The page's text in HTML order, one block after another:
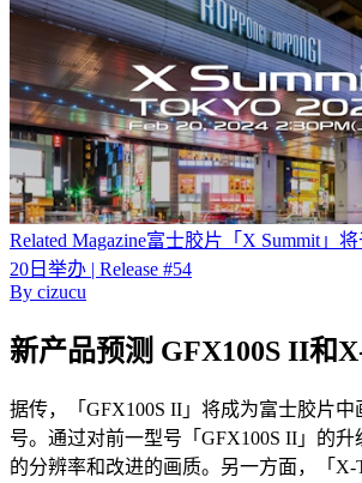
Related Magazine富士胶片「X Summit」
20日举办 | Release #54
By cizucu
新产品预测 GFX100S II和
据传，「GFX100S II」将成为富士胶片
号。通过对前一型号「GFX100S II」的
的分辨率和改进的画质。另一方面，「X-